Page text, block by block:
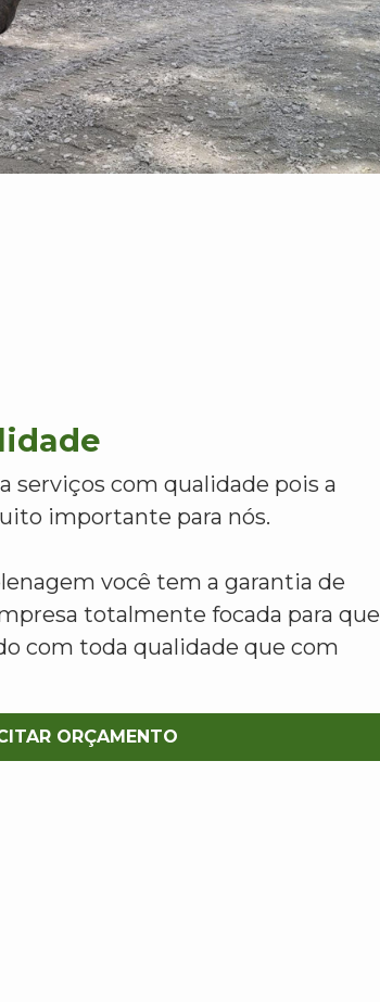
serviços com qualidade pois a
importante para nós.
você tem a garantia de
totalmente focada para que
com toda qualidade que com
ORÇAMENTO